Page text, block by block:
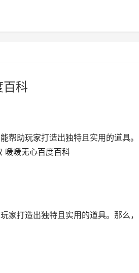
百科
帮助玩家打造出独特且实用的道具。
暖暖无心百度百科
家打造出独特且实用的道具。那么，